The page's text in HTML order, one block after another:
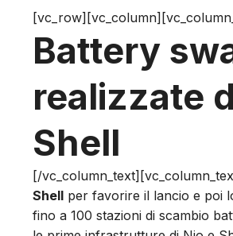
Battery
realizzate
Shell
[/
Shell per favorire il lancio e poi
fino a 100 stazioni di scambio